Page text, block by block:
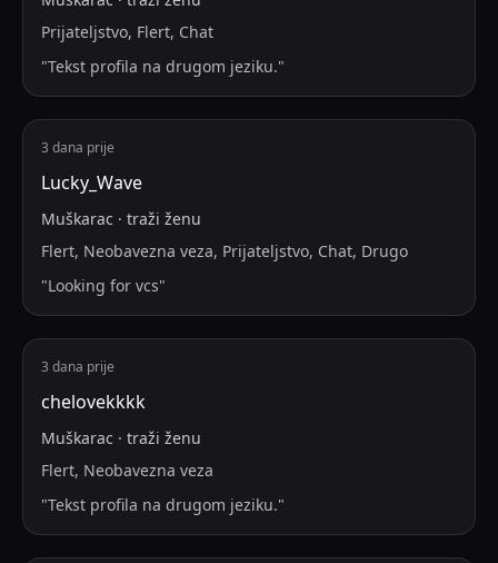
Prijateljstvo, Flert, Chat
"Tekst profila na drugom jeziku."
3 dana prije
Lucky_Wave
Muškarac · traži ženu
Flert, Neobavezna veza, Prijateljstvo, Chat, Drugo
"Looking for vcs"
3 dana prije
chelovekkkk
Muškarac · traži ženu
Flert, Neobavezna veza
"Tekst profila na drugom jeziku."